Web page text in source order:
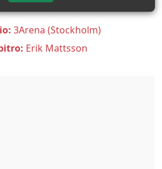
3Arena (Stockholm)
Erik Mattsson